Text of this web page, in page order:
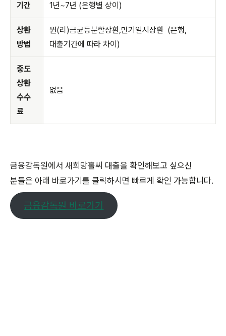
기간 1년~7년 (은행별 상이)
상환
방법
원(리)금균등분할상환,만기일시상환 (은행,
대출기간에 따라 차이)
중도
상환
수수
료
없음
금융감독원에서 새희망홀씨 대출을 확인해보고 싶으신
분들은 아래 바로가기를 클릭하시면 빠르게 확인 가능합니다.
금융감독원 바로가기